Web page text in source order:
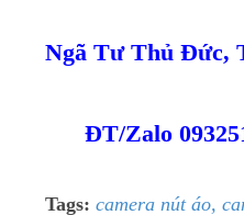
Địa
Ngã Tư Thủ Đức,
ĐT/Zalo
Tags: camera nút áo,